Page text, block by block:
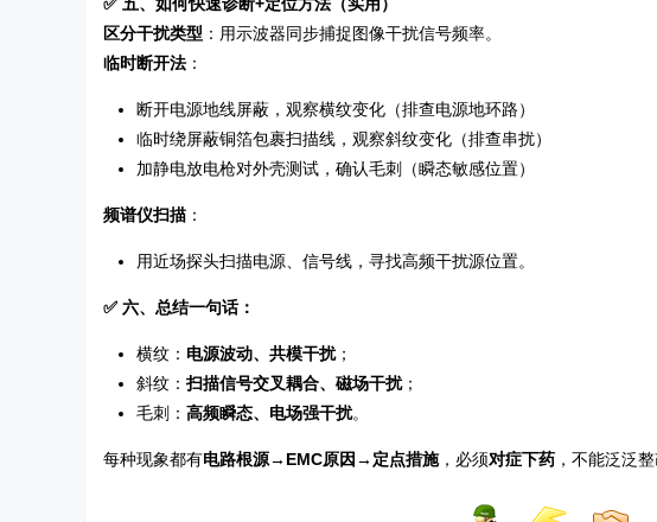
区分干扰类型 ：用示波器同步捕捉图像干扰信号频率。
临时断开法 ：
断开电源地线屏蔽，观察横纹变化（排查电源地环路）
临时绕屏蔽铜箔包裹扫描线，观察斜纹变化（排查串扰）
加静电放电枪对外壳测试，确认毛刺（瞬态敏感位置）
频谱仪扫描 ：
用近场探头扫描电源、信号线，寻找高频干扰源位置。
✅ 六、总结一句话：
横纹： 电源波动、共模干扰；
斜纹： 扫描信号交叉耦合、磁场干扰；
毛刺： 高频瞬态、电场强干扰。
每种现象都有电路根源→EMC原因→定点措施，必须对症下药 ，不能泛泛整